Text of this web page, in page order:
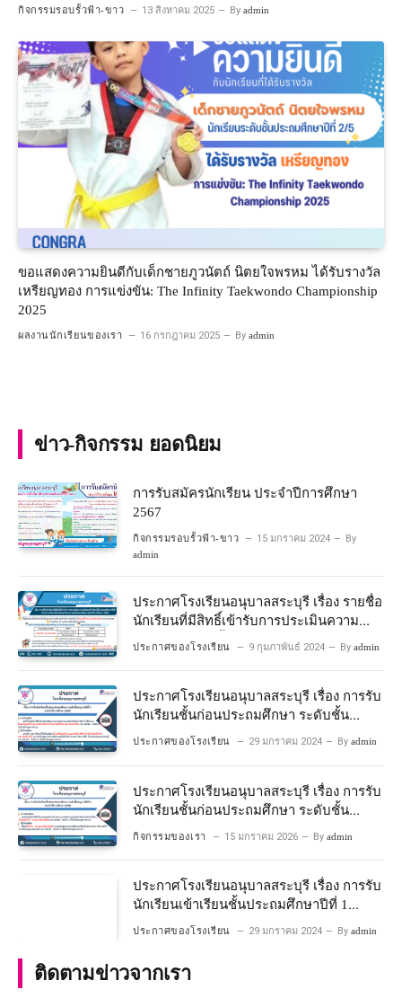
กิจกรรมรอบรั้วฟ้า-ขาว 13 สิงหาคม 2025 By admin
ขอแสดงความยินดีกับเด็กชายภูวนัตถ์ นิตยใจพรหม ได้รับรางวัล
เหรียญทอง การแข่งขัน: The Infinity Taekwondo Championship
2025
ผลงานนักเรียนของเรา 16 กรกฎาคม 2025 By admin
ข่าว-กิจกรรม ยอดนิยม
การรับสมัครนักเรียน ประจำปีการศึกษา
2567
กิจกรรมรอบรั้วฟ้า-ขาว 15 มกราคม 2024 By
admin
ประกาศโรงเรียนอนุบาลสระบุรี เรื่อง รายชื่อ
นักเรียนที่มีสิทธิ์เข้ารับการประเมินความ
พร้อมเข้าเรียนชั้นประถมศึกษาปีที่ 1
ประกาศของโรงเรียน 9 กุมภาพันธ์ 2024 By admin
ประกาศโรงเรียนอนุบาลสระบุรี เรื่อง การรับ
นักเรียนชั้นก่อนประถมศึกษา ระดับชั้น
อนุบาลปีที่ 2 ประจําปีการศึกษา 2567
ประกาศของโรงเรียน 29 มกราคม 2024 By admin
ประกาศโรงเรียนอนุบาลสระบุรี เรื่อง การรับ
นักเรียนชั้นก่อนประถมศึกษา ระดับชั้น
อนุบาลปีที่ ๒ ประจำปีการศึกษา ๒๕๖๙
กิจกรรมของเรา 15 มกราคม 2026 By admin
ประกาศโรงเรียนอนุบาลสระบุรี เรื่อง การรับ
นักเรียนเข้าเรียนชั้นประถมศึกษาปีที่ 1
โครงการห้องเรียนพิเศษ วิทยาศาสตร์ และ
ประกาศของโรงเรียน 29 มกราคม 2024 By admin
ติดตามข่าวจากเรา